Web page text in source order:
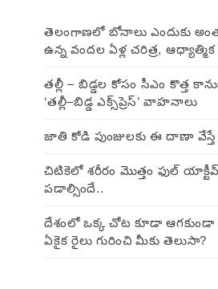
తెలంగాణలో బోనాలు ఎందుకు అంత
ఉన్న వందల ఏళ్ల చరిత్ర,
తల్లీ – బిడ్డల కోసం సీఎం కొత్త
‘తల్లీ–బిడ్డ ఎక్స్‌ప్రెస్’ వాహనాలు
జాతి కోడి పుంజులకు ఈ దాణా
చిటికెలో శరీరం మొత్తం ఫుల్
పడాల్సిందే..
దేశంలో ఒక్క చోట కూడా ఆగకుండా
ఏకైక రైలు గురించి మీకు తెలుసా?